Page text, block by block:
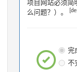
项目网站必须简
么问题？）。
完
不